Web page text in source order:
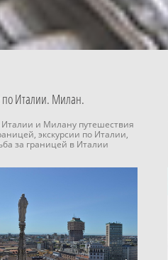
по Италии. Милан.
Италии и Милану путешествия
экскурсии по Италии,
за границей в Италии